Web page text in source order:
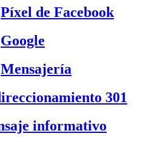
Píxel de Facebook
Google
Mensajería
301
informativo